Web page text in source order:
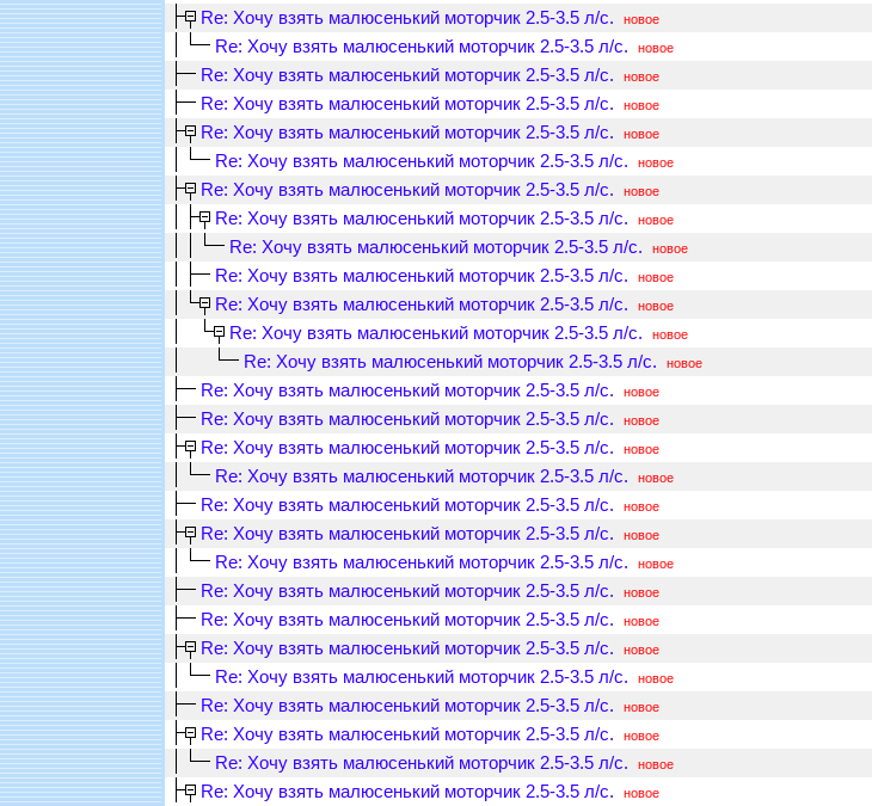
Re: Хочу взять малюсенький моторчик 2.5-3.5 л/с.
новое
Re: Хочу взять малюсенький моторчик 2.5-3.5 л/с.
новое
Re: Хочу взять малюсенький моторчик 2.5-3.5 л/с.
новое
Re: Хочу взять малюсенький моторчик 2.5-3.5 л/с.
новое
Re: Хочу взять малюсенький моторчик 2.5-3.5 л/с.
новое
Re: Хочу взять малюсенький моторчик 2.5-3.5 л/с.
новое
Re: Хочу взять малюсенький моторчик 2.5-3.5 л/с.
новое
Re: Хочу взять малюсенький моторчик 2.5-3.5 л/с.
новое
Re: Хочу взять малюсенький моторчик 2.5-3.5 л/с.
новое
Re: Хочу взять малюсенький моторчик 2.5-3.5 л/с.
новое
Re: Хочу взять малюсенький моторчик 2.5-3.5 л/с.
новое
Re: Хочу взять малюсенький моторчик 2.5-3.5 л/с.
новое
Re: Хочу взять малюсенький моторчик 2.5-3.5 л/с.
новое
Re: Хочу взять малюсенький моторчик 2.5-3.5 л/с.
новое
Re: Хочу взять малюсенький моторчик 2.5-3.5 л/с.
новое
Re: Хочу взять малюсенький моторчик 2.5-3.5 л/с.
новое
Re: Хочу взять малюсенький моторчик 2.5-3.5 л/с.
новое
Re: Хочу взять малюсенький моторчик 2.5-3.5 л/с.
новое
Re: Хочу взять малюсенький моторчик 2.5-3.5 л/с.
новое
Re: Хочу взять малюсенький моторчик 2.5-3.5 л/с.
новое
Re: Хочу взять малюсенький моторчик 2.5-3.5 л/с.
новое
Re: Хочу взять малюсенький моторчик 2.5-3.5 л/с.
новое
Re: Хочу взять малюсенький моторчик 2.5-3.5 л/с.
новое
Re: Хочу взять малюсенький моторчик 2.5-3.5 л/с.
новое
Re: Хочу взять малюсенький моторчик 2.5-3.5 л/с.
новое
Re: Хочу взять малюсенький моторчик 2.5-3.5 л/с.
новое
Re: Хочу взять малюсенький моторчик 2.5-3.5 л/с.
новое
Re: Хочу взять малюсенький моторчик 2.5-3.5 л/с.
новое